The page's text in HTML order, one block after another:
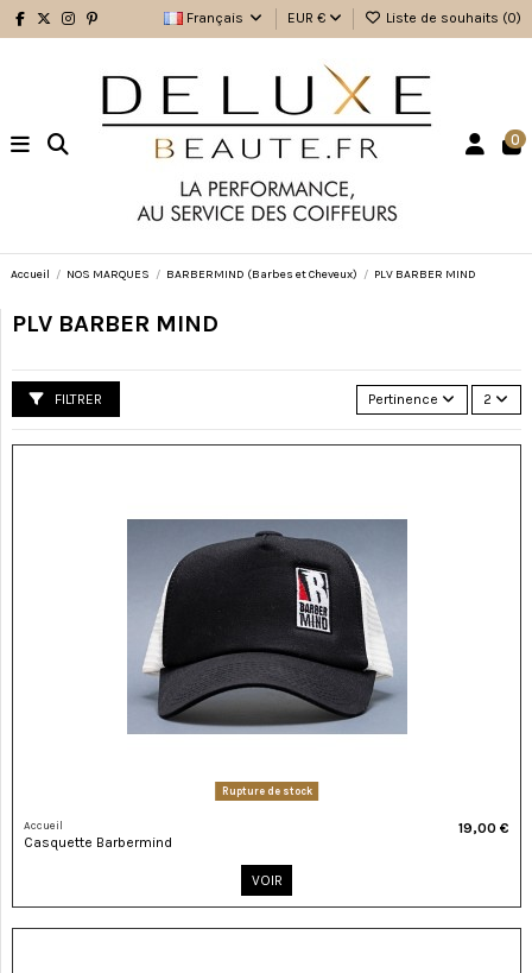
Français EUR € Liste de souhaits (0)
0
Accueil NOS MARQUES BARBERMIND (Barbes et Cheveux) PLV BARBER MIND
PLV BARBER MIND
FILTRER Pertinence 2
Rupture de stock
Accueil
Casquette Barbermind
19,00 €
VOIR